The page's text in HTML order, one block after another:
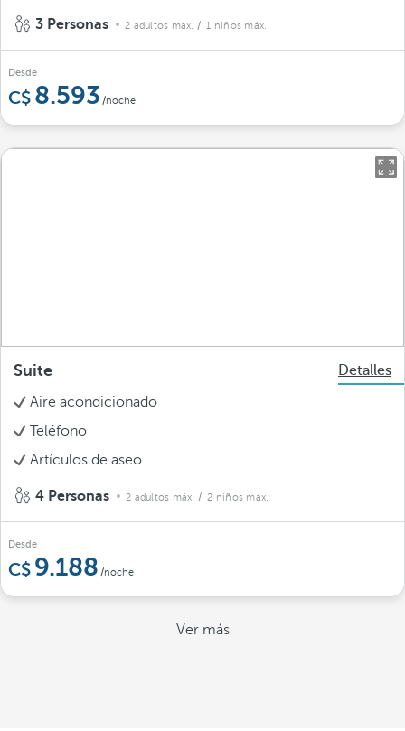
3 Personas 2 adultos máx. / 1 niños máx.
Desde
8.593 /noche
Suite
Detalles
Aire acondicionado
Teléfono
Artículos de aseo
4 Personas 2 adultos máx. / 2 niños máx.
Desde
9.188 /noche
Ver más